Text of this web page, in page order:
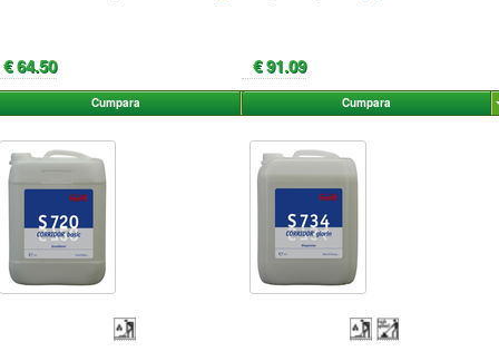
€ 64.50
Cumpara
€ 91.09
Cumpara